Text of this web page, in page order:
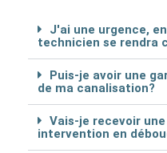
J'ai une urgence,
technicien se rendra
Puis-je avoir une
de ma canalisation?
Vais-je recevoir
intervention en